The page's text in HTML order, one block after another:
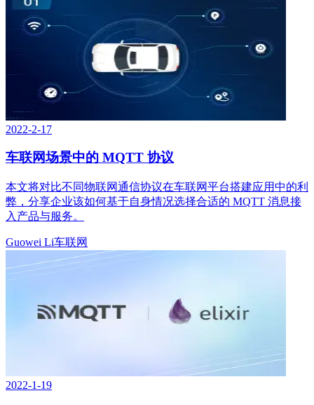
2022-2-17
车联网场景中的 MQTT 协议
本文将对比不同物联网通信协议在车联网平台搭建应用中的利
弊，分享企业该如何基于自身情况选择合适的 MQTT 消息接
入产品与服务。
Guowei Li车联网
2022-1-19